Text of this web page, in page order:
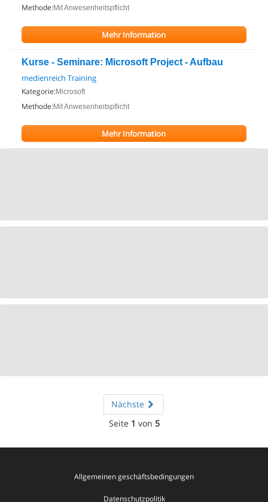
Methode:Mit Anwesenheitspflicht
Mehr Information
Kurse - Seminare: Microsoft Project - Aufbau
medienreich Training
Kategorie:Microsoft
Methode:Mit Anwesenheitspflicht
Mehr Information
Nächste
Seite 1 von 5
Allgemeinen geschäftsbedingungen
Datenschutzpolitik